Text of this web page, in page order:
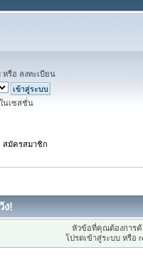
หรือ ลงทะเบียน
นเซสชั่น
สมัครสมาชิก
ง!
หัวข้อที่คุณต้องการ
โปรดเข้าสู่ระบบ หรือ